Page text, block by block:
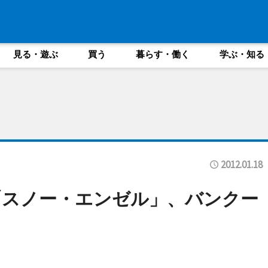
見る・遊ぶ 買う 暮らす・働く 学ぶ・知る
2012.01.18
ノー・エンゼル」、バンクー